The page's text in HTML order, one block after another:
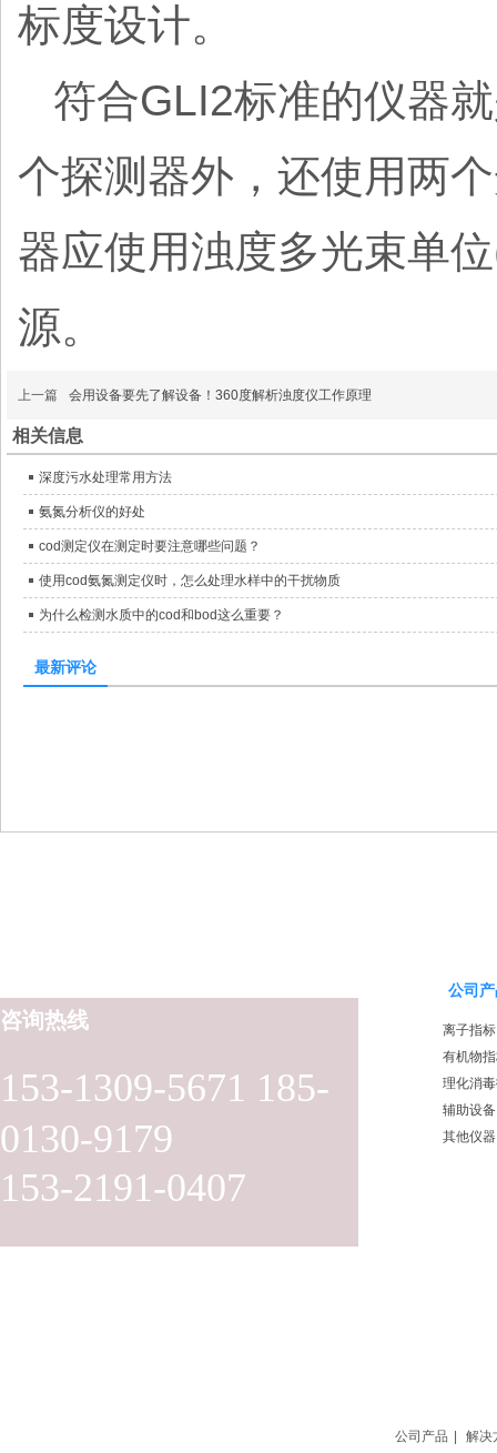
标度设计。
符合GLI2标准的仪器
个探测器外，还使用两
器应使用浊度多光束单
源。
上一篇 会用设备要先了解设备！360度解析浊度仪工作原理
相关信息
深度污水处理常用方法
氨氮分析仪的好处
cod测定仪在测定时要注意哪些问题？
使用cod氨氮测定仪时，怎么处理水样中的干扰物质
为什么检测水质中的cod和bod这么重要？
最新评论
153-1309-5671 185-
0130-9179
153-2191-0407
咨询热线
公司
离子指标
有机物
理化消
辅助设备
其他仪器
公司产品 解决